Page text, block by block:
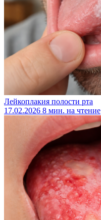
Лейкоплакия полости рта
17.02.2026 8 мин. на чтение